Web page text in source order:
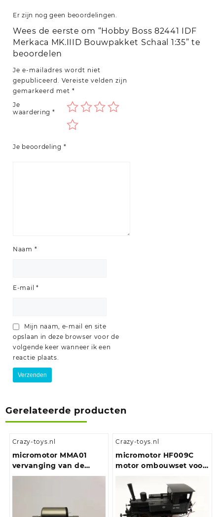
Er zijn nog geen beoordelingen.
Wees de eerste om “Hobby Boss 82441 IDF
Merkaca MK.IIID Bouwpakket Schaal 1:35” te
beoordelen
Je e-mailadres wordt niet
gepubliceerd. Vereiste velden zijn
gemarkeerd met *
Je
waardering *
Je beoordeling *
Naam *
E-mail *
Mijn naam, e-mail en site
opslaan in deze browser voor de
volgende keer wanneer ik een
reactie plaats.
Gerelateerde producten
Crazy-toys.nl
micromotor MMA01
vervanging van de
ronde Mashima 1620
Crazy-toys.nl
micromotor HF009C
motor ombouwset voor
DB/DRG/CSD/NS/SNCF,
u.a.